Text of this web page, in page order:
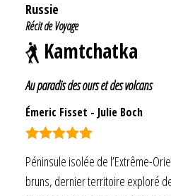
Russie
Récit de Voyage
Kamtchatka
Au paradis des ours et des volcans
Émeric Fisset - Julie Boch
Péninsule isolée de l’Extrême-
bruns, dernier territoire exploré